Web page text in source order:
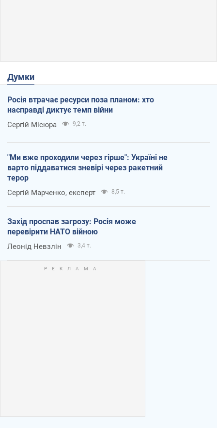
Думки
Росія втрачає ресурси поза планом: хто
насправді диктує темп війни
Сергій Місюра 9,2 т.
"Ми вже проходили через гірше": Україні не
варто піддаватися зневірі через ракетний
терор
Сергій Марченко, експерт 8,5 т.
Захід проспав загрозу: Росія може
перевірити НАТО війною
Леонід Невзлін 3,4 т.